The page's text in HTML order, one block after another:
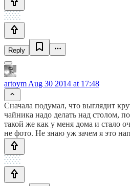
Reply
artoym Aug 30 2014 at 17:48
Сначала подумал, что выглядит
чайника надо делать над столом,
такой же как у меня дома и стало
не фото. Не знаю уж зачем я это